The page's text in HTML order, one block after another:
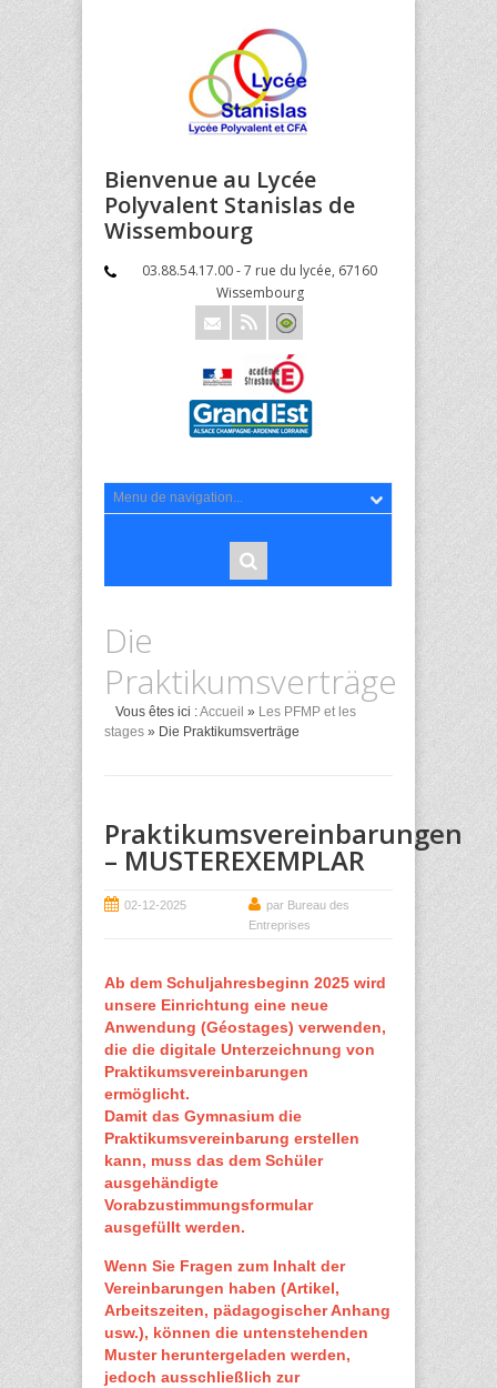
Bienvenue au Lycée
Polyvalent Stanislas de
Wissembourg
03.88.54.17.00 - 7 rue du lycée, 67160
Wissembourg
Die
Praktikumsverträge
Vous êtes ici :Accueil » Les PFMP et les
stages » Die Praktikumsverträge
Praktikumsvereinbarungen
– MUSTEREXEMPLAR
02-12-2025
par Bureau des
Entreprises
Ab dem Schuljahresbeginn 2025 wird
unsere Einrichtung eine neue
Anwendung (Géostages) verwenden,
die die digitale Unterzeichnung von
Praktikumsvereinbarungen
ermöglicht.
Damit das Gymnasium die
Praktikumsvereinbarung erstellen
kann, muss das dem Schüler
ausgehändigte
Vorabzustimmungsformular
ausgefüllt werden.
Wenn Sie Fragen zum Inhalt der
Vereinbarungen haben (Artikel,
Arbeitszeiten, pädagogischer Anhang
usw.), können die untenstehenden
Muster heruntergeladen werden,
jedoch ausschließlich zur